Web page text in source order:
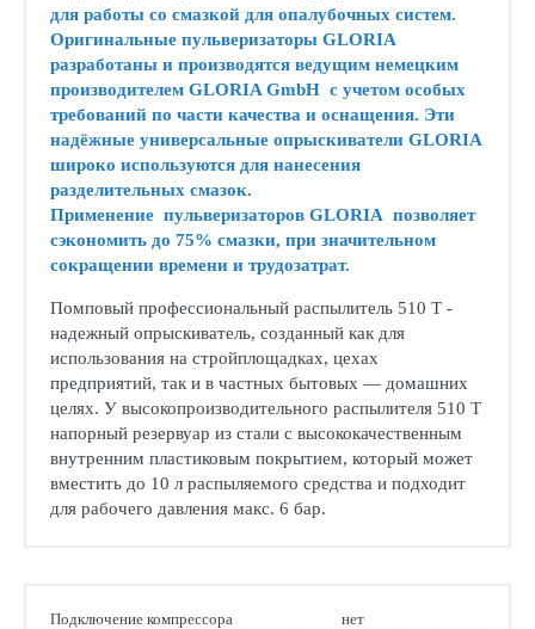
для работы со смазкой для опалубочных систем.
Оригинальные пульверизаторы GLORIA
разработаны и производятся ведущим немецким
производителем GLORIA GmbH с учетом особых
требований по части качества и оснащения. Эти
надёжные универсальные опрыскиватели GLORIA
широко используются для нанесения
разделительных смазок.
Применение пульверизаторов GLORIA позволяет
сэкономить до 75% смазки, при значительном
сокращении времени и трудозатрат.
Помповый профессиональный распылитель 510 Т -
надежный опрыскиватель, созданный как для
использования на стройплощадках, цехах
предприятий, так и в частных бытовых — домашних
целях. У высокопроизводительного распылителя 510 T
напорный резервуар из стали с высококачественным
внутренним пластиковым покрытием, который может
вместить до 10 л распыляемого средства и подходит
для рабочего давления макс. 6 бар.
Подключение компрессора
нет